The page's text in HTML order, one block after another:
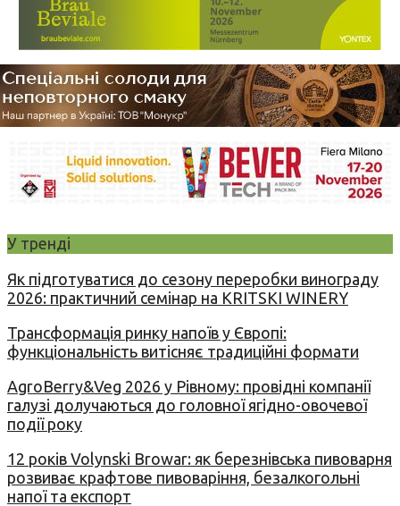
У тренді
Як підготуватися до сезону переробки винограду
2026: практичний семінар на KRITSKI WINERY
Трансформація ринку напоїв у Європі:
функціональність витісняє традиційні формати
AgroBerry&Veg 2026 у Рівному: провідні компанії
галузі долучаються до головної ягідно-овочевої
події року
12 років Volynski Browar: як березнівська пивоварня
розвиває крафтове пивоваріння, безалкогольні
напої та експорт